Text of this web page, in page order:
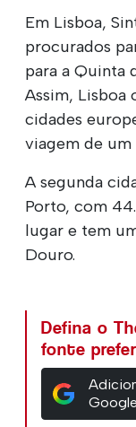
Em Lisboa,
procurados
para a Quinta
Assim, Lisboa
cidades
viagem de um
A segunda
Porto, com
lugar e tem
Douro.
Defina o
fonte
Google